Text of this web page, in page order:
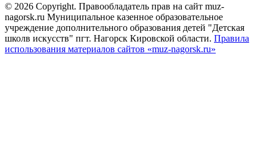
© 2026 Copyright. Правообладатель прав на сайт muz-
nagorsk.ru Муниципальное казенное образовательное
учреждение дополнительного образования детей "Детская
школв искусств" пгт. Нагорск Кировской области. Правила
использования материалов сайтов «muz-nagorsk.ru»